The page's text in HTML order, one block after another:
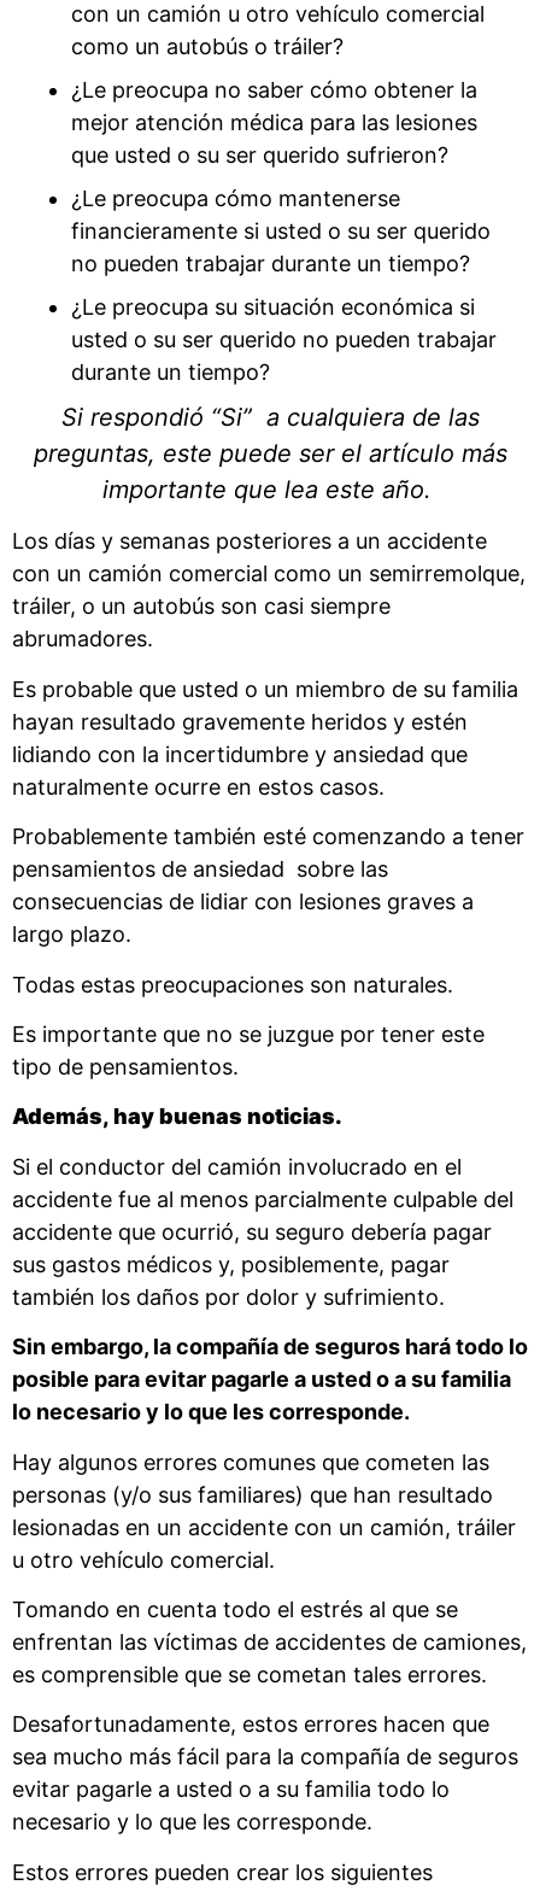
con un camión u otro vehículo comercial
como un autobús o tráiler?
¿Le preocupa no saber cómo obtener la
mejor atención médica para las lesiones
que usted o su ser querido sufrieron?
¿Le preocupa cómo mantenerse
financieramente si usted o su ser querido
no pueden trabajar durante un tiempo?
¿Le preocupa su situación económica si
usted o su ser querido no pueden trabajar
durante un tiempo?
Si respondió “Si” a cualquiera de las
preguntas, este puede ser el artículo más
importante que lea este año.
Los días y semanas posteriores a un accidente
con un camión comercial como un semirremolque,
tráiler, o un autobús son casi siempre
abrumadores.
Es probable que usted o un miembro de su familia
hayan resultado gravemente heridos y estén
lidiando con la incertidumbre y ansiedad que
naturalmente ocurre en estos casos.
Probablemente también esté comenzando a tener
pensamientos de ansiedad sobre las
consecuencias de lidiar con lesiones graves a
largo plazo.
Todas estas preocupaciones son naturales.
Es importante que no se juzgue por tener este
tipo de pensamientos.
Además, hay buenas noticias.
Si el conductor del camión involucrado en el
accidente fue al menos parcialmente culpable del
accidente que ocurrió, su seguro debería pagar
sus gastos médicos y, posiblemente, pagar
también los daños por dolor y sufrimiento.
Sin embargo, la compañía de seguros hará todo lo
posible para evitar pagarle a usted o a su familia
lo necesario y lo que les corresponde.
Hay algunos errores comunes que cometen las
personas (y/o sus familiares) que han resultado
lesionadas en un accidente con un camión, tráiler
u otro vehículo comercial.
Tomando en cuenta todo el estrés al que se
enfrentan las víctimas de accidentes de camiones,
es comprensible que se cometan tales errores.
Desafortunadamente, estos errores hacen que
sea mucho más fácil para la compañía de seguros
evitar pagarle a usted o a su familia todo lo
necesario y lo que les corresponde.
Estos errores pueden crear los siguientes